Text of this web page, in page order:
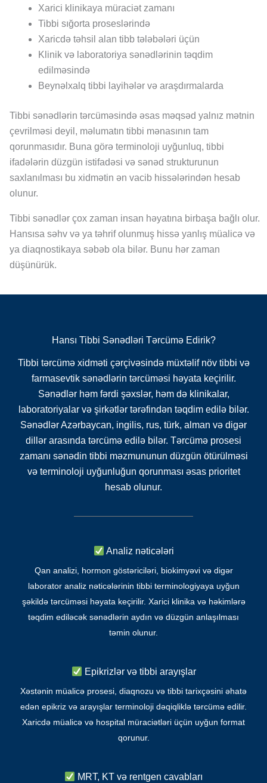
Xarici klinikaya müraciət zamanı
Tibbi sığorta proseslərində
Xaricdə təhsil alan tibb tələbələri üçün
Klinik və laboratoriya sənədlərinin təqdim
edilməsində
Beynəlxalq tibbi layihələr və araşdırmalarda
Tibbi sənədlərin tərcüməsində əsas məqsəd yalnız mətnin
çevrilməsi deyil, məlumatın tibbi mənasının tam
qorunmasıdır. Buna görə terminoloji uyğunluq, tibbi
ifadələrin düzgün istifadəsi və sənəd strukturunun
saxlanılması bu xidmətin ən vacib hissələrindən hesab
olunur.
Tibbi sənədlər çox zaman insan həyatına birbaşa bağlı olur.
Hansısa səhv və ya təhrif olunmuş hissə yanlış müalicə və
ya diaqnostikaya səbəb ola bilər. Bunu hər zaman
düşünürük.
Hansı Tibbi Sənədləri Tərcümə Edirik?
Tibbi tərcümə xidməti çərçivəsində müxtəlif növ tibbi və
farmasevtik sənədlərin tərcüməsi həyata keçirilir.
Sənədlər həm fərdi şəxslər, həm də klinikalar,
laboratoriyalar və şirkətlər tərəfindən təqdim edilə bilər.
Sənədlər Azərbaycan, ingilis, rus, türk, alman və digər
dillər arasında tərcümə edilə bilər. Tərcümə prosesi
zamanı sənədin tibbi məzmununun düzgün ötürülməsi
və terminoloji uyğunluğun qorunması əsas prioritet
hesab olunur.
Analiz nəticələri
Qan analizi, hormon göstəriciləri, biokimyəvi və digər
laborator analiz nəticələrinin tibbi terminologiyaya uyğun
şəkildə tərcüməsi həyata keçirilir. Xarici klinika və həkimlərə
təqdim ediləcək sənədlərin aydın və düzgün anlaşılması
təmin olunur.
Epikrizlər və tibbi arayışlar
Xəstənin müalicə prosesi, diaqnozu və tibbi tarixçəsini əhatə
edən epikriz və arayışlar terminoloji dəqiqliklə tərcümə edilir.
Xaricdə müalicə və hospital müraciətləri üçün uyğun format
qorunur.
MRT, KT və rentgen cavabları